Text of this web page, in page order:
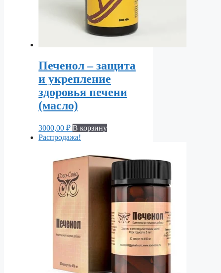
Печенол – защита
и укрепление
здоровья печени
(масло)
3000,00 ₽ В корзину
Распродажа!